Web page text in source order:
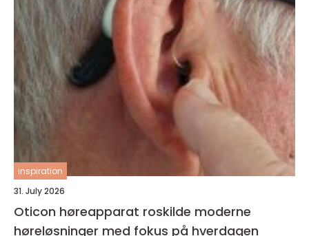
inspiration
31. July 2026
Oticon høreapparat roskilde moderne
høreløsninger med fokus på hverdagen